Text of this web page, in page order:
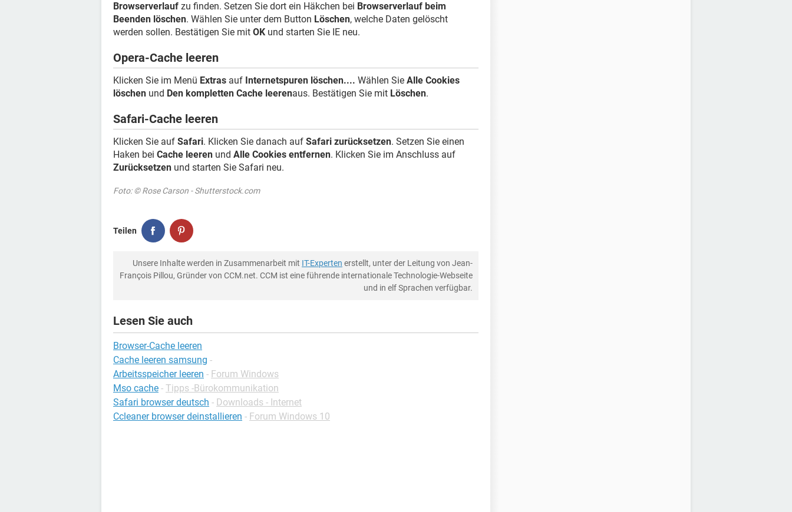
Browserverlauf zu finden. Setzen Sie dort ein Häkchen bei Browserverlauf beim
Beenden löschen. Wählen Sie unter dem Button Löschen, welche Daten gelöscht
werden sollen. Bestätigen Sie mit OK und starten Sie IE neu.
Opera-Cache leeren
Klicken Sie im Menü Extras auf Internetspuren löschen.... Wählen Sie Alle Cookies
löschen und Den kompletten Cache leerenaus. Bestätigen Sie mit Löschen.
Safari-Cache leeren
Klicken Sie auf Safari. Klicken Sie danach auf Safari zurücksetzen. Setzen Sie einen
Haken bei Cache leeren und Alle Cookies entfernen. Klicken Sie im Anschluss auf
Zurücksetzen und starten Sie Safari neu.
Foto: © Rose Carson - Shutterstock.com
Teilen
Unsere Inhalte werden in Zusammenarbeit mit IT-Experten erstellt, unter der Leitung von Jean-
François Pillou, Gründer von CCM.net. CCM ist eine führende internationale Technologie-Webseite
und in elf Sprachen verfügbar.
Lesen Sie auch
Browser-Cache leeren
Cache leeren samsung -
Arbeitsspeicher leeren - Forum Windows
Mso cache - Tipps -Bürokommunikation
Safari browser deutsch - Downloads - Internet
Ccleaner browser deinstallieren - Forum Windows 10